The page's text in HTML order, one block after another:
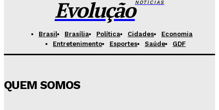
EvoluçãoNOTÍCIAS
Brasil Brasília Política Cidades
Economia
Entretenimento
Esportes Saúde GDF
QUEM SOMOS